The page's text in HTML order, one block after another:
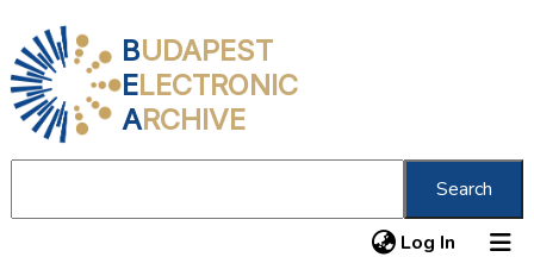
BUDAPEST
ELECTRONIC
ARCHIVE
Search
Log In (current)